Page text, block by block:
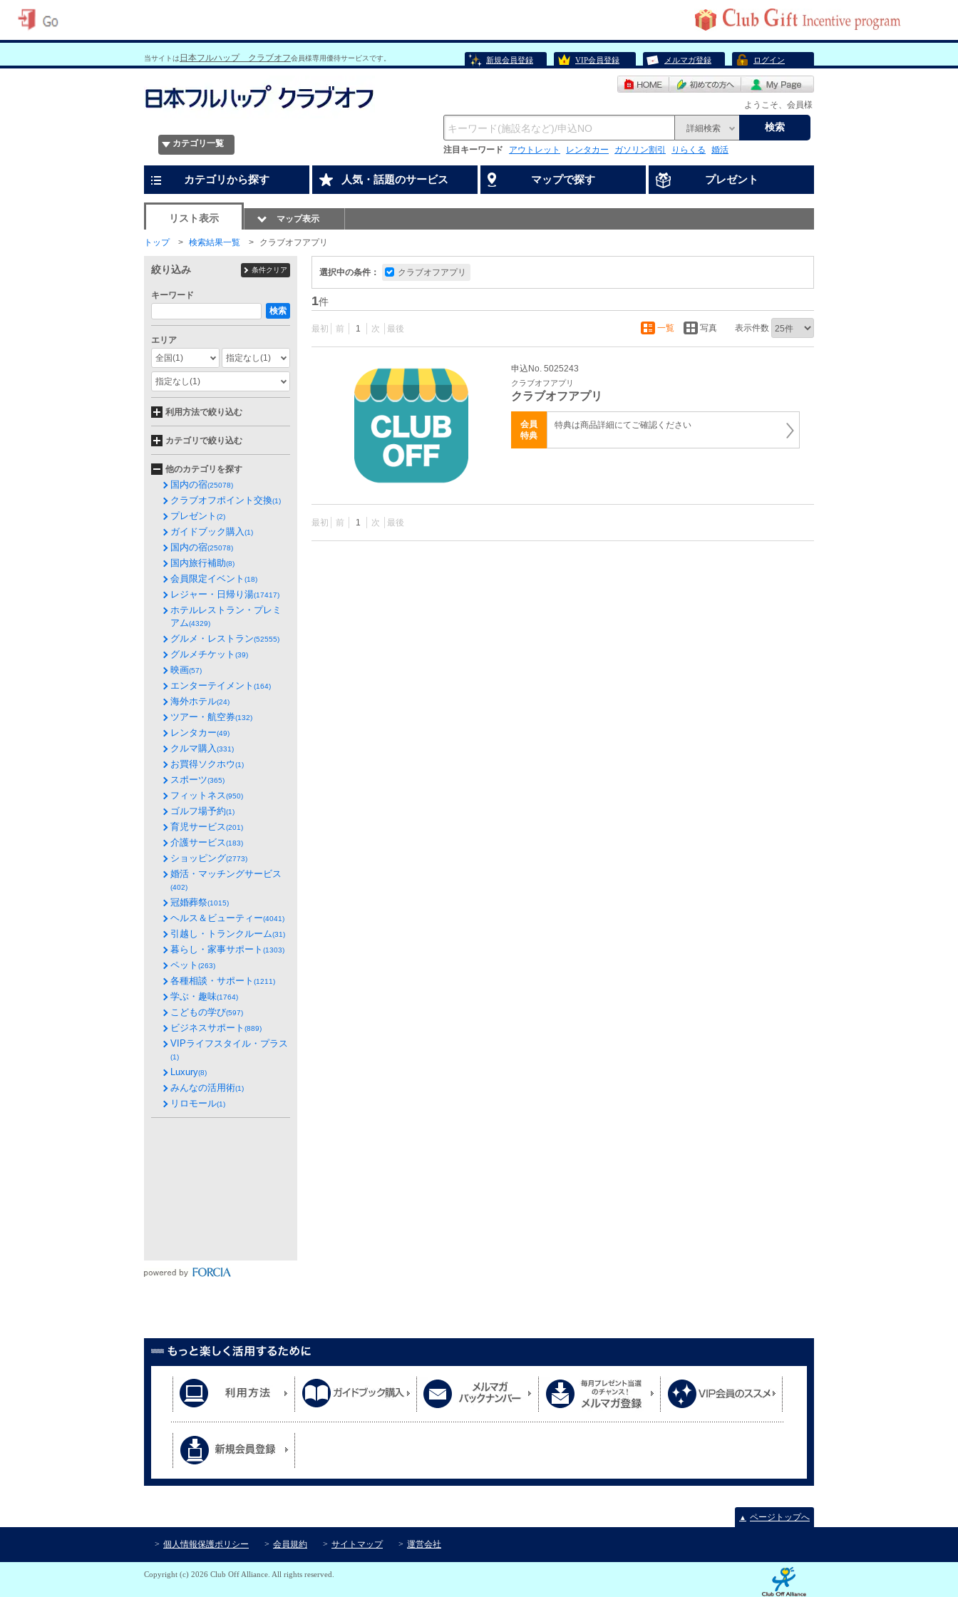
当サイトは 日本フルハップ クラブオフ会員様専用優待サービスです。 新規会員登録 VIP会員登録 メルマガ登録 ログイン
ようこそ、会員様
カテゴリ一覧
詳細検索 検索
注目キーワード アウトレット レンタカー ガソリン割引 りらくる 婚活
カテゴリから探す 人気・話題のサービス マップで探す プレゼント
リスト表示 マップ表示
トップ 検索結果一覧 クラブオフアプリ
選択中の条件： クラブオフアプリ
1件
最初 前 1 次 最後 一覧 写真 表示件数
申込No. 5025243
クラブオフアプリ
クラブオフアプリ
会員
特典
特典は商品詳細にてご確認ください
最初 前 1 次 最後
絞り込み 条件クリア
キーワード
検索
エリア
全国(1) 指定なし(1)
指定なし(1)
利用方法で絞り込む
カテゴリで絞り込む
他のカテゴリを探す
国内の宿(25078)
クラブオフポイント交換(1)
プレゼント (2)
ガイドブック購入(1)
国内の宿(25078)
国内旅行補助(8)
会員限定イベント (18)
レジャー・日帰り湯(17417)
ホテルレストラン・プレミ
アム(4329)
グルメ・レストラン(52555)
グルメチケット (39)
映画(57)
エンターテイメント (164)
海外ホテル(24)
ツアー・航空券(132)
レンタカー(49)
クルマ購入(331)
お買得ソクホウ(1)
スポーツ(365)
フィットネス(950)
ゴルフ場予約(1)
育児サービス(201)
介護サービス(183)
ショッピング(2773)
婚活・マッチングサービス
(402)
冠婚葬祭(1015)
ヘルス＆ビューティー(4041)
引越し・トランクルーム(31)
暮らし・家事サポート (1303)
ペット (263)
各種相談・サポート (1211)
学ぶ・趣味(1764)
こどもの学び(597)
ビジネスサポート (889)
VIPライフスタイル・プラス
(1)
Luxury(8)
みんなの活用術(1)
リロモール(1)
▲ ページトップへ
個人情報保護ポリシー 会員規約 サイトマップ 運営会社
Copyright (c) 2026 Club Off Alliance. All rights reserved.